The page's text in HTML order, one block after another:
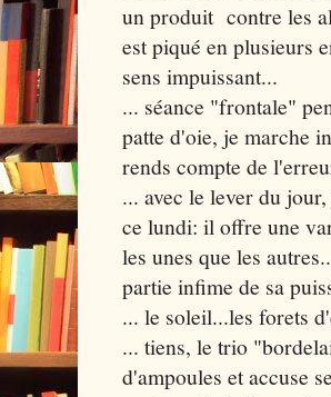
un produit contre les
est piqué en plusieurs
sens impuissant...
... séance "frontale"
patte d'oie, je marche
rends compte de
... avec le lever du
ce lundi: il offre une
les unes que les
partie infime de sa
... le soleil...les forets
... tiens, le trio
d'ampoules et accuse